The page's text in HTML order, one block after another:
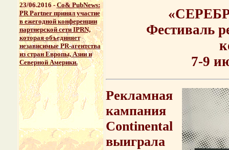
23/06.2016 - Со& PubNews:
PR Partner принял участие
в ежегоднойконференции
партнерской сети IPRN,
которая объединяет
независимые PR-агентства
из стран Европы, Азии и
Северной Америки.
Фестиваль
7-9
Рекламная
кампания
Continental
выиграла